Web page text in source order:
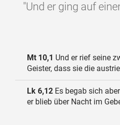
"Und er ging auf
Mt 10,1 Und er rief seine
Geister, dass sie die
Lk 6,12 Es begab sich
er blieb über Nacht im